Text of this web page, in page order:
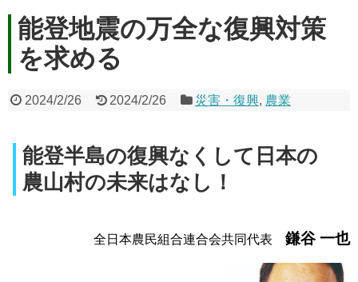
能登地震の万全な復興対策
を求める
2024/2/26 2024/2/26 災害・復興, 農業
能登半島の復興なくして日本の
農山村の未来はなし！
全日本農民組合連合会共同代表 鎌谷 一也